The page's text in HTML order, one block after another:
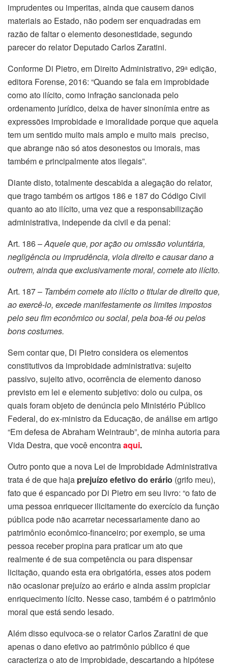
imprudentes ou imperitas, ainda que causem danos
materiais ao Estado, não podem ser enquadradas em
razão de faltar o elemento desonestidade, segundo
parecer do relator Deputado Carlos Zaratini.
Conforme Di Pietro, em Direito Administrativo, 29a edição,
editora Forense, 2016: “Quando se fala em improbidade
como ato ilícito, como infração sancionada pelo
ordenamento jurídico, deixa de haver sinonímia entre as
expressões improbidade e imoralidade porque que aquela
tem um sentido muito mais amplo e muito mais preciso,
que abrange não só atos desonestos ou imorais, mas
também e principalmente atos ilegais”.
Diante disto, totalmente descabida a alegação do relator,
que trago também os artigos 186 e 187 do Código Civil
quanto ao ato ilícito, uma vez que a responsabilização
administrativa, independe da civil e da penal:
Art. 186 –Aquele que, por ação ou omissão voluntária,
negligência ou imprudência, viola direito e causar dano a
outrem, ainda que exclusivamente moral, comete ato ilícito.
Art. 187 – Também comete ato ilícito o titular de direito que,
ao exercê-lo, excede manifestamente os limites impostos
pelo seu fim econômico ou social, pela boa-fé ou pelos
bons costumes.
Sem contar que, Di Pietro considera os elementos
constitutivos da improbidade administrativa: sujeito
passivo, sujeito ativo, ocorrência de elemento danoso
previsto em lei e elemento subjetivo: dolo ou culpa, os
quais foram objeto de denúncia pelo Ministério Público
Federal, do ex-ministro da Educação, de análise em artigo
“Em defesa de Abraham Weintraub”, de minha autoria para
Vida Destra, que você encontraaqui.
Outro ponto que a nova Lei de Improbidade Administrativa
trata é de que haja prejuízo efetivo do erário (grifo meu),
fato que é espancado por Di Pietro em seu livro: “o fato de
uma pessoa enriquecer ilicitamente do exercício da função
pública pode não acarretar necessariamente dano ao
patrimônio econômico-financeiro; por exemplo, se uma
pessoa receber propina para praticar um ato que
realmente é de sua competência ou para dispensar
licitação, quando esta era obrigatória, esses atos podem
não ocasionar prejuízo ao erário e ainda assim propiciar
enriquecimento lícito. Nesse caso, também é o patrimônio
moral que está sendo lesado.
Além disso equivoca-se o relator Carlos Zaratini de que
apenas o dano efetivo ao patrimônio público é que
caracteriza o ato de improbidade, descartando a hipótese